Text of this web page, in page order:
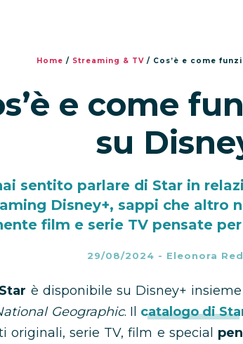
Home / Streaming & TV/ Cos’è e come
e come
su
sentito parlare di Star in
Disney+, sappi che altro
film e serie TV pensate
29/08/2024 - Eleonora
Star è disponibile su Disney+ insieme
Geographic. Il catalogo di
originali, serie TV, film e special